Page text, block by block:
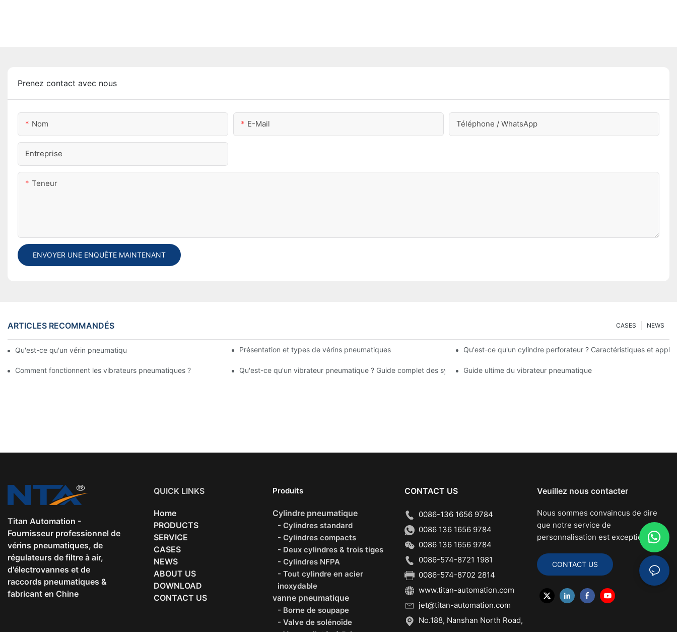
Prenez contact avec nous
Nom E-Mail Téléphone / WhatsApp
Entreprise
Teneur
ENVOYER UNE ENQUÊTE MAINTENANT
ARTICLES RECOMMANDÉS NEWS
CASES
Qu'est-ce qu'un vérin pneumatique ? Types, composants et procédésPrésentation et types de vérins pneumatiques Qu'est-ce qu'un cylindre perforateur ? Caractéristiques et
Comment fonctionnent les vibrateurs pneumatiques ? Qu'est-ce qu'un vibrateur pneumatique ? Guide complet des systèmes pneumatiquesGuide ultime du vibrateur pneumatique
Titan Automation -
Fournisseur professionnel de
vérins pneumatiques, de
régulateurs de filtre à air,
d'électrovannes et de
raccords pneumatiques &
fabricant en Chine
QUICK LINKS
Home
PRODUCTS
SERVICE
CASES
NEWS
ABOUT US
DOWNLOAD
CONTACT US
Produits
Cylindre pneumatique
- Cylindres standard
- Cylindres compacts
- Deux cylindres & trois tiges
- Cylindres NFPA
- Tout cylindre en acier
inoxydable
vanne pneumatique
- Borne de soupape
- Valve de solénoïde
CONTACT US
0086-136 1656 9784
0086 136 1656 9784
0086 136 1656 9784
0086-574-8721 1981
0086-574-8702 2814
www.titan-automation.com
jet@titan-automation.com
No.188, Nanshan North Road,
Veuillez nous contacter
Nous sommes convaincus de dire
que notre service de
personnalisation est exceptionnel.
CONTACT US